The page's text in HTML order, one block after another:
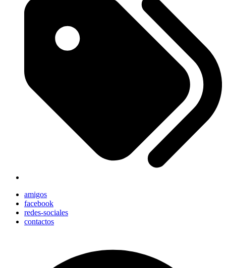
amigos
facebook
redes-sociales
contactos